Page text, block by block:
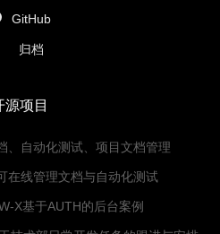
GitHub
归档
源项目
、自动化测试、项目文档管理
在线管理文档与自动化测试
X基于AUTH的后台案例